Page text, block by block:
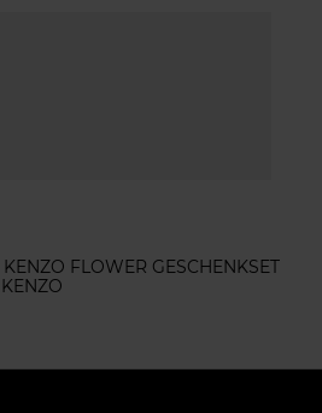
KENZO FLOWER GESCHENKSET